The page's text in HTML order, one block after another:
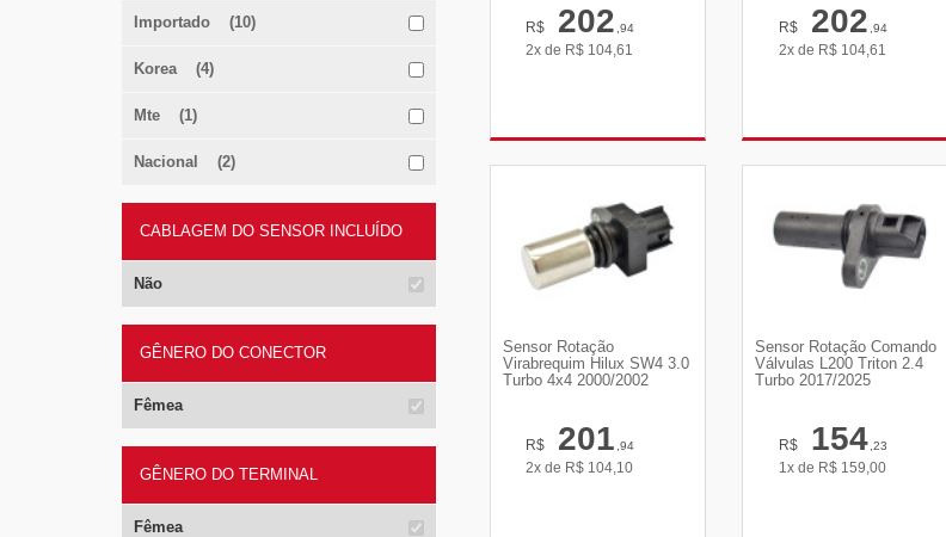
Importado (10)
Korea (4)
Mte (1)
Nacional (2)
CABLAGEM DO SENSOR INCLUÍDO
Não
GÊNERO DO CONECTOR
Fêmea
GÊNERO DO TERMINAL
Fêmea
R$ 202,94
2x de R$ 104,61
R$ 202,94
2x de R$ 104,61
Sensor Rotação
Virabrequim Hilux SW4 3.0
Turbo 4x4 2000/2002
R$ 201,94
2x de R$ 104,10
Sensor Rotação Comando
Válvulas L200 Triton 2.4
Turbo 2017/2025
R$ 154,23
1x de R$ 159,00